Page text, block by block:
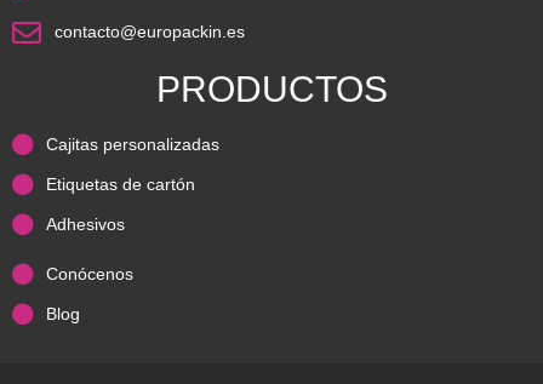
contacto@europackin.es
PRODUCTOS
Cajitas personalizadas
Etiquetas de cartón
Adhesivos
Conócenos
Blog